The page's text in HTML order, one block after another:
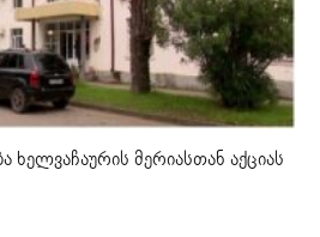
მერიასთან აქციას